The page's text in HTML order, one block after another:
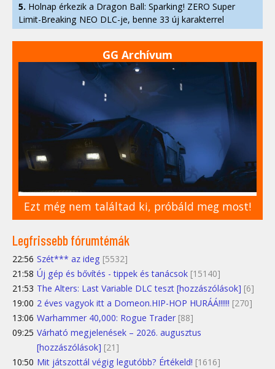
5. Holnap érkezik a Dragon Ball: Sparking! ZERO Super
Limit-Breaking NEO DLC-je, benne 33 új karakterrel
GG Archívum
Ezt még nem találtad ki, próbáld meg most!
Legfrissebb fórumtémák
22:56 Szét*** az ideg [5532]
21:58 Új gép és bővítés - tippek és tanácsok [15140]
21:53 The Alters: Last Variable DLC teszt [hozzászólások] [6]
19:00 2 éves vagyok itt a Domeon.HIP-HOP HURÁÁ!!!!!! [270]
13:06 Warhammer 40,000: Rogue Trader [88]
09:25 Várható megjelenések – 2026. augusztus
[hozzászólások] [21]
10:50 Mit játszottál végig legutóbb? Értékeld! [1616]